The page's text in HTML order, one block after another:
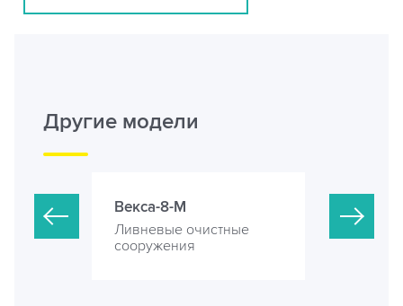
Другие модели
Векса-8-М
Ливневые очистные
сооружения
Векса-13-
Ливневые